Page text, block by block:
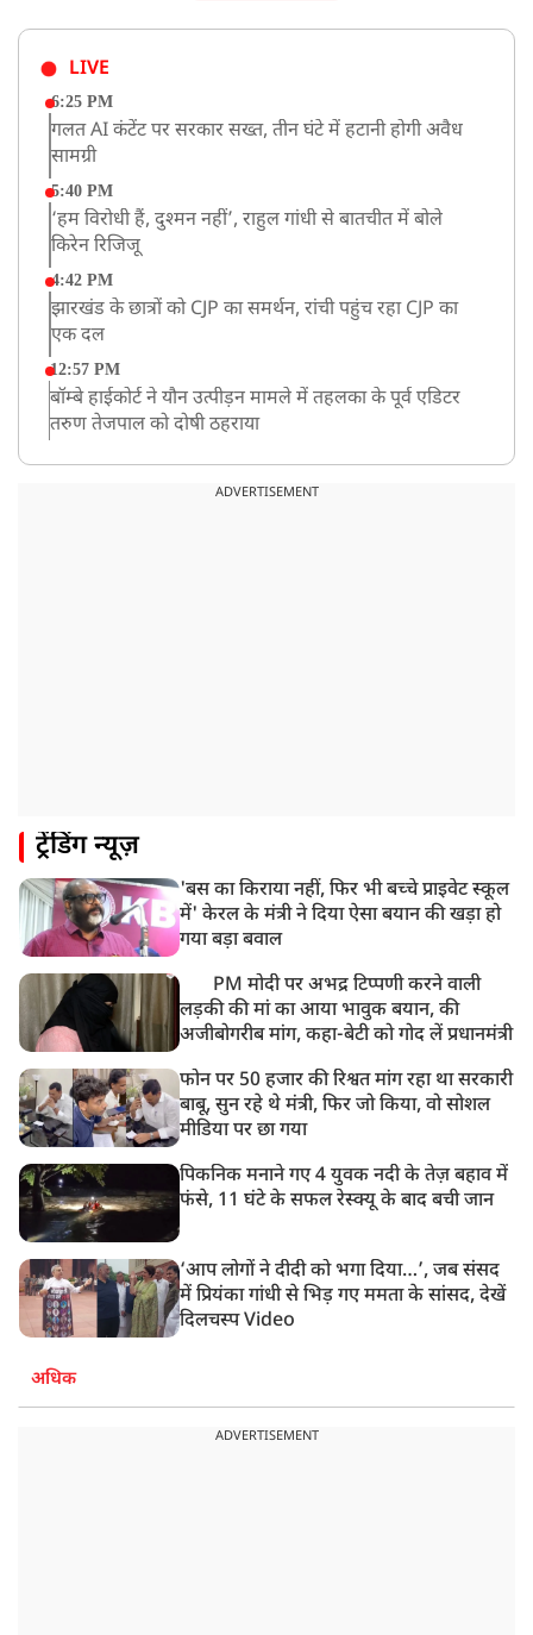
LIVE
6:25 PM
गलत AI कंटेंट पर सरकार सख्त, तीन घंटे में हटानी होगी अवैध
सामग्री
5:40 PM
‘हम विरोधी हैं, दुश्मन नहीं’, राहुल गांधी से बातचीत में बोले
किरेन रिजिजू
4:42 PM
झारखंड के छात्रों को CJP का समर्थन, रांची पहुंच रहा CJP का
एक दल
12:57 PM
बॉम्बे हाईकोर्ट ने यौन उत्पीड़न मामले में तहलका के पूर्व एडिटर
तरुण तेजपाल को दोषी ठहराया
माफिया अतीक अहमद के छोटे बेटे अबान की एक्सीडेंट में मौत
पाकिस्तान के कब्जे वाले जम्मू और कश्मीर (PoJK) में हिंसा को
8:50 AM
बसपा के इकलौते विधायक उमाशंकर सिंह का देर रात निधन,
आज बलिया में होगा अंतिम संस्कार
ADVERTISEMENT
ट्रेंडिंग न्यूज़
'बस का किराया नहीं, फिर भी बच्चे प्राइवेट स्कूल
में' केरल के मंत्री ने दिया ऐसा बयान की खड़ा हो
गया बड़ा बवाल
PM मोदी पर अभद्र टिप्पणी करने वाली
लड़की की मां का आया भावुक बयान, की
अजीबोगरीब मांग, कहा-बेटी को गोद लें प्रधानमंत्री
फोन पर 50 हजार की रिश्वत मांग रहा था सरकारी
बाबू, सुन रहे थे मंत्री, फिर जो किया, वो सोशल
मीडिया पर छा गया
पिकनिक मनाने गए 4 युवक नदी के तेज़ बहाव में
फंसे, 11 घंटे के सफल रेस्क्यू के बाद बची जान
‘आप लोगों ने दीदी को भगा दिया…’, जब संसद
में प्रियंका गांधी से भिड़ गए ममता के सांसद, देखें
दिलचस्प Video
अधिक
ADVERTISEMENT